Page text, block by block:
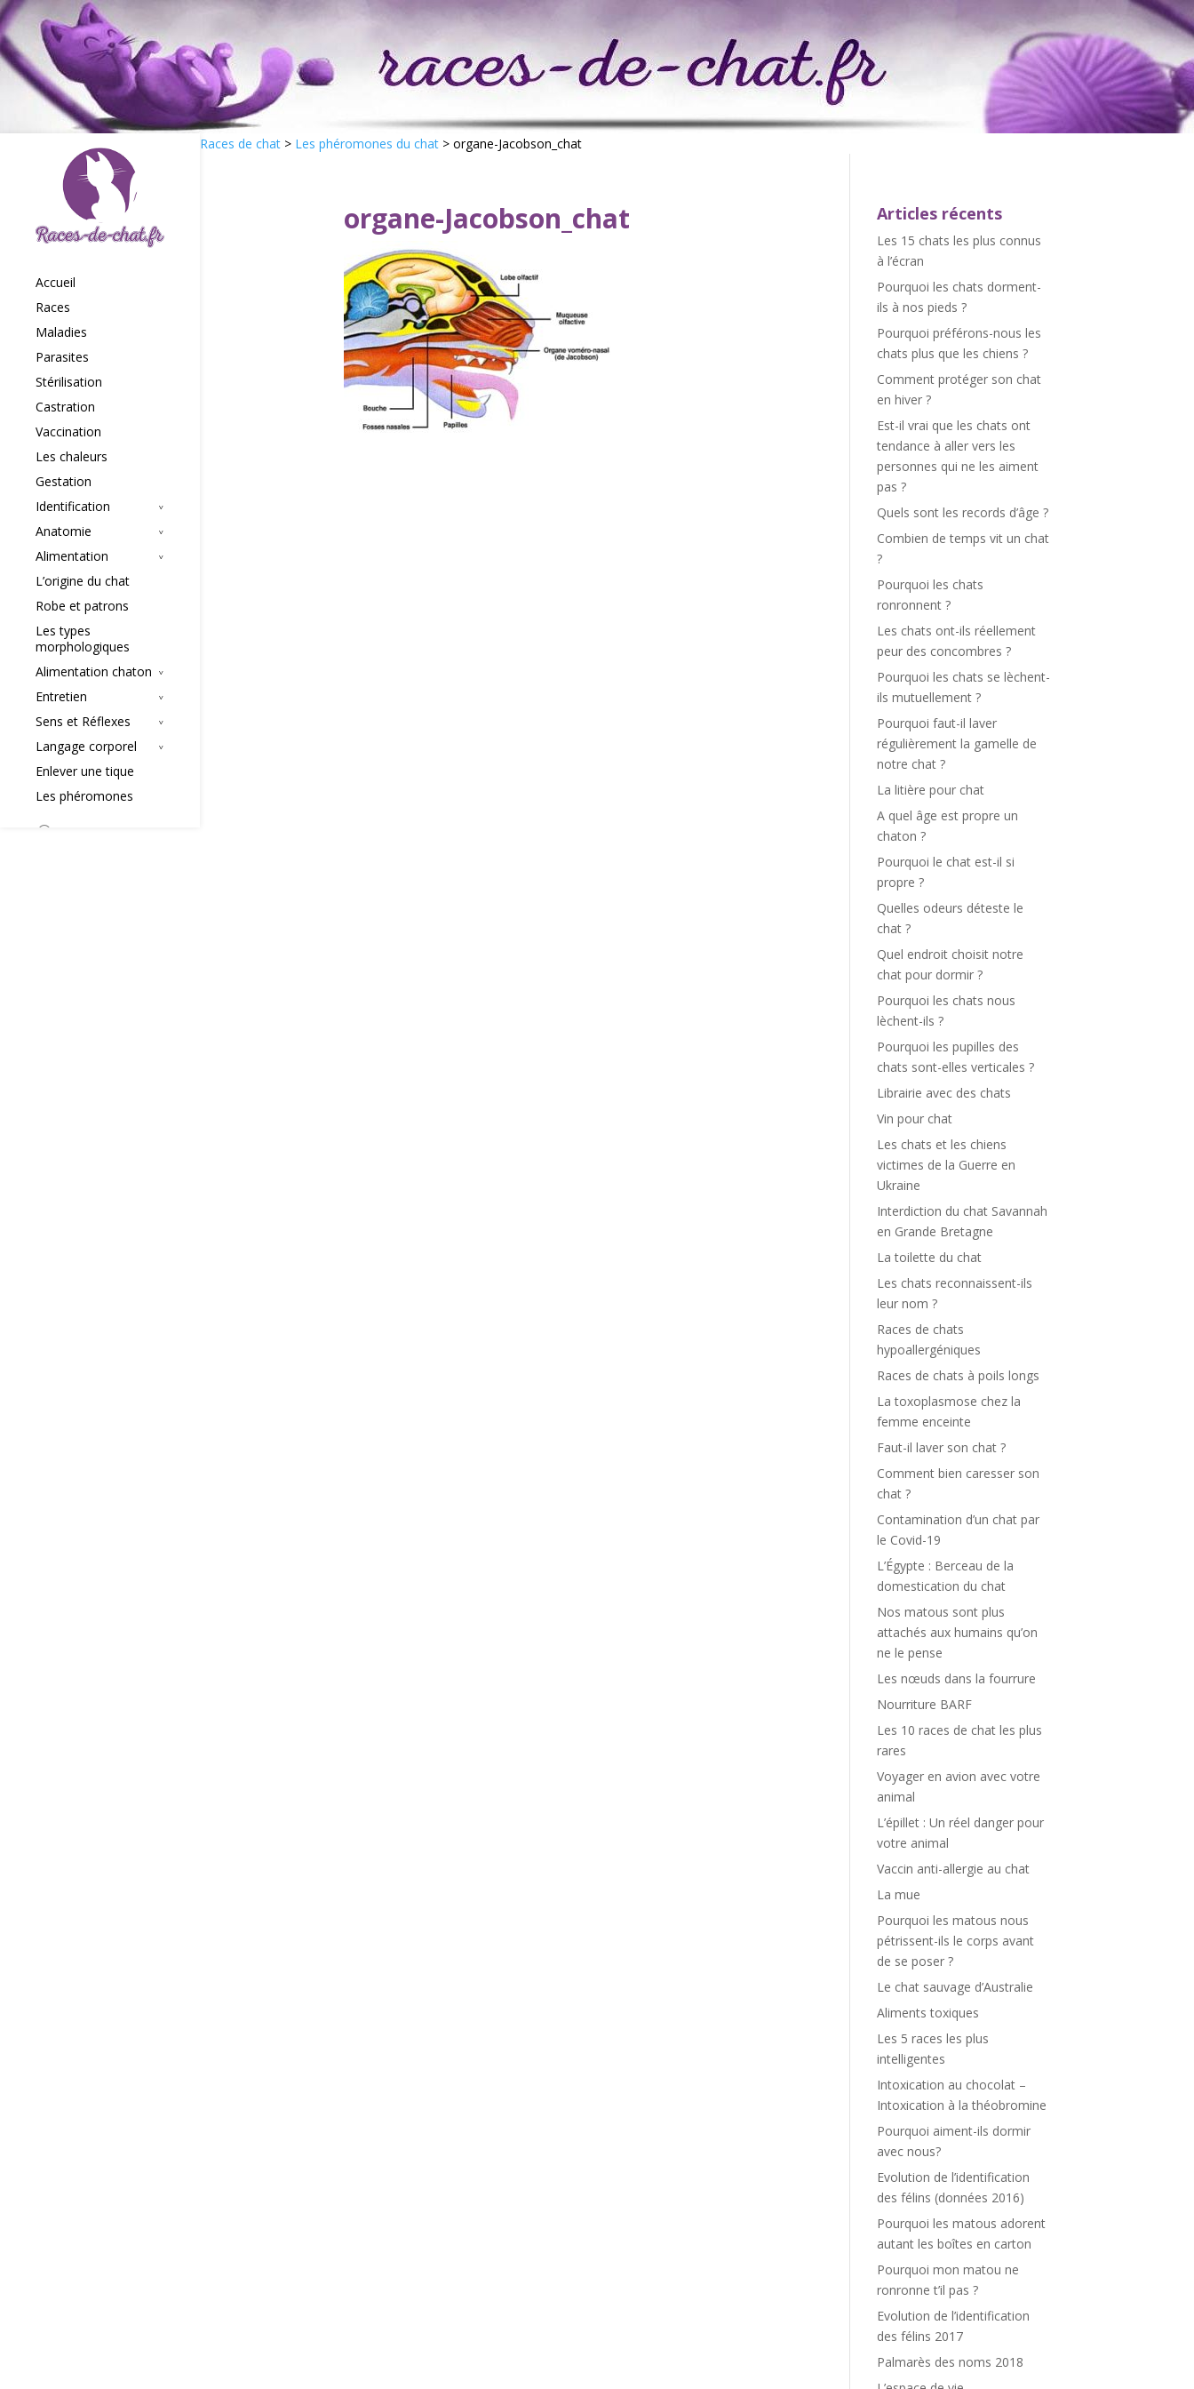
Accueil
Races
Maladies
Parasites
Stérilisation
Castration
Vaccination
Les chaleurs
Gestation
Identification
Anatomie
Alimentation
L’origine du chat
Robe et patrons
Les types
morphologiques
Alimentation chaton
Entretien
Sens et Réflexes
Langage corporel
Enlever une tique
Les phéromones
Races de chat > Les phéromones du chat > organe-Jacobson_chat
organe-Jacobson_chat Articles récents
Les 15 chats les plus connus
à l’écran
Pourquoi les chats dorment-
ils à nos pieds ?
Pourquoi préférons-nous les
chats plus que les chiens ?
Comment protéger son chat
en hiver ?
Est-il vrai que les chats ont
tendance à aller vers les
personnes qui ne les aiment
pas ?
Quels sont les records d’âge ?
Combien de temps vit un chat
?
Pourquoi les chats
ronronnent ?
Les chats ont-ils réellement
peur des concombres ?
Pourquoi les chats se lèchent-
ils mutuellement ?
Pourquoi faut-il laver
régulièrement la gamelle de
notre chat ?
La litière pour chat
A quel âge est propre un
chaton ?
Pourquoi le chat est-il si
propre ?
Quelles odeurs déteste le
chat ?
Quel endroit choisit notre
chat pour dormir ?
Pourquoi les chats nous
lèchent-ils ?
Pourquoi les pupilles des
chats sont-elles verticales ?
Librairie avec des chats
Vin pour chat
Les chats et les chiens
victimes de la Guerre en
Ukraine
Interdiction du chat Savannah
en Grande Bretagne
La toilette du chat
Les chats reconnaissent-ils
leur nom ?
Races de chats
hypoallergéniques
Races de chats à poils longs
La toxoplasmose chez la
femme enceinte
Faut-il laver son chat ?
Comment bien caresser son
chat ?
Contamination d’un chat par
le Covid-19
L’Égypte : Berceau de la
domestication du chat
Nos matous sont plus
attachés aux humains qu’on
ne le pense
Les nœuds dans la fourrure
Nourriture BARF
Les 10 races de chat les plus
rares
Voyager en avion avec votre
animal
L’épillet : Un réel danger pour
votre animal
Vaccin anti-allergie au chat
La mue
Pourquoi les matous nous
pétrissent-ils le corps avant
de se poser ?
Le chat sauvage d’Australie
Aliments toxiques
Les 5 races les plus
intelligentes
Intoxication au chocolat –
Intoxication à la théobromine
Pourquoi aiment-ils dormir
avec nous?
Evolution de l’identification
des félins (données 2016)
Pourquoi les matous adorent
autant les boîtes en carton
Pourquoi mon matou ne
ronronne t’il pas ?
Evolution de l’identification
des félins 2017
Palmarès des noms 2018